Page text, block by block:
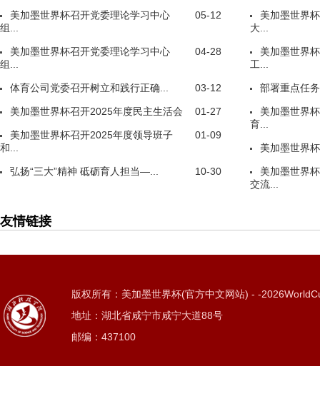
05-12
美加墨世界杯召开党委理论学习中心
组...
04-28
美加墨世界杯召开党委理论学习中心
组...
03-12
体育公司党委召开树立和践行正确...
01-27
美加墨世界杯召开2025年度民主生活会
01-09
美加墨世界杯召开2025年度领导班子
和...
10-30
弘扬“三大”精神 砥砺育人担当—...
美加墨世界
大...
美加墨世界
工...
部署重点任
美加墨世界
育...
美加墨世界
美加墨世界
交流...
友情链接
版权所有：美加墨世界杯(官方中文网站) - -
地址：湖北省咸宁市咸宁大道88号
邮编：437100